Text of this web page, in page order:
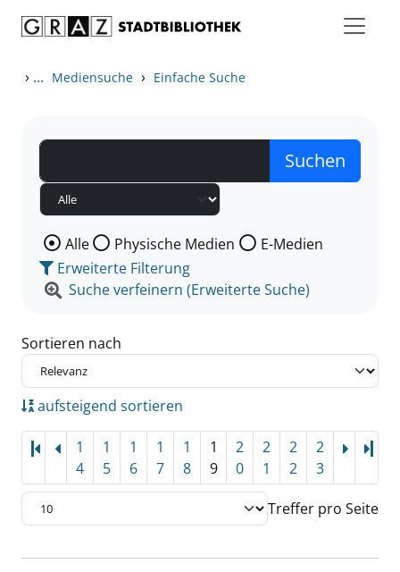
› ... Mediensuche › Einfache Suche
Wählen Sie die Medienart nach der Sie suchen wollen.
Alle Physische Medien
E-Medien
Erweiterte Filterung
Suche verfeinern (Erweiterte Suche)
Sortieren nach
aufsteigend sortieren
1
4
1
5
1
6
1
7
1
8
1
9
2
0
2
1
2
2
2
3
Treffer pro Seite